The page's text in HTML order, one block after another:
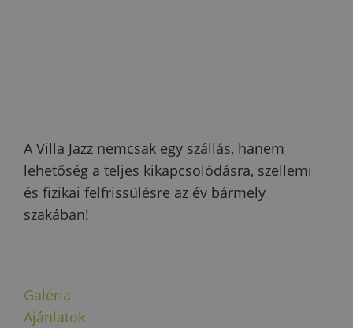
A Villa Jazz nemcsak egy szállás, hanem
lehetőség a teljes kikapcsolódásra, szellemi
és fizikai felfrissülésre az év bármely
szakában!
Galéria
Ajánlatok